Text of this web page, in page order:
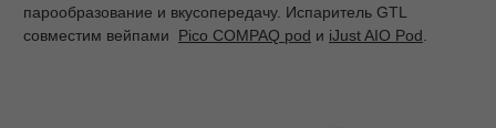
парообразование и вкусопередачу. Испаритель GTL
совместим вейпами Pico COMPAQ pod и iJust AIO Pod